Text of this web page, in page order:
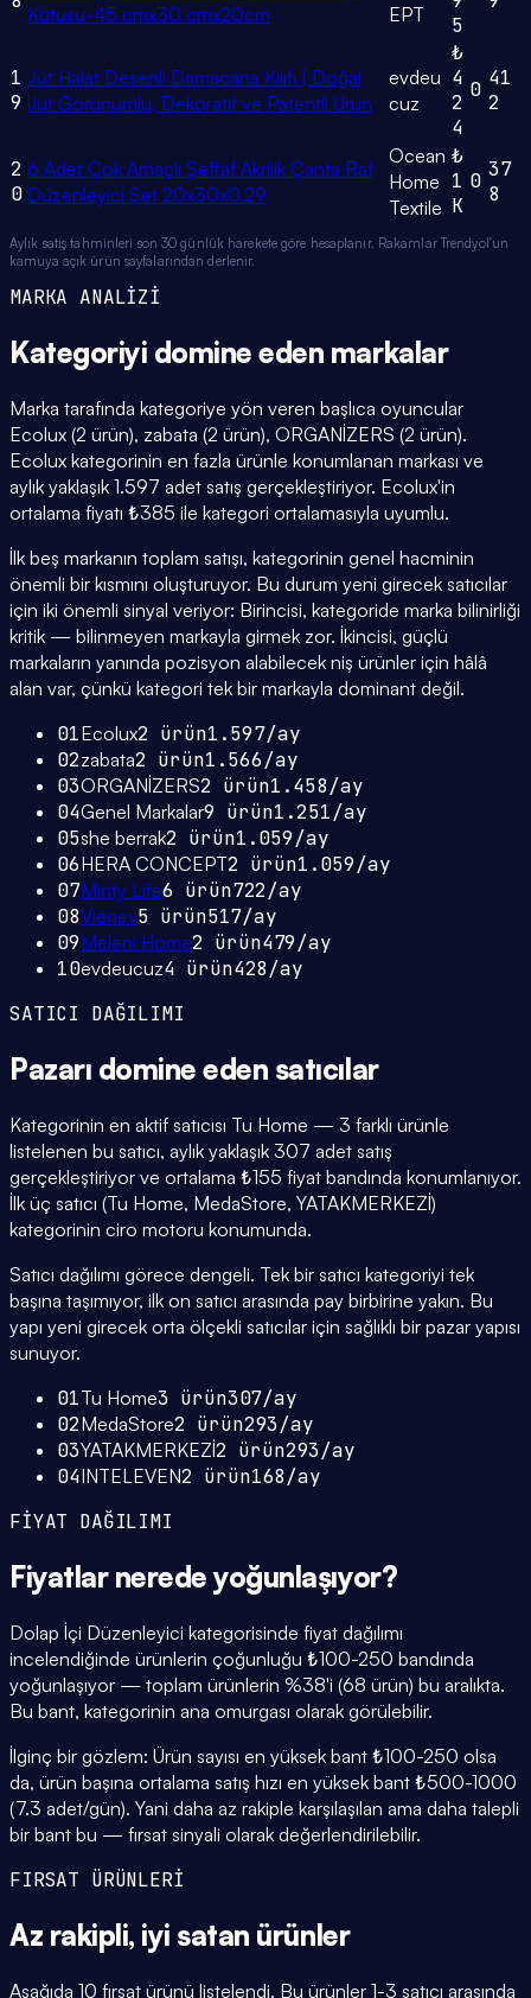
Kutusu-45 cmx30 cmx20cm
EPT
5
1
9
Jüt Halat Desenli Damacana Kılıfı | Doğal
Jüt Görünümlü, Dekoratif ve Patentli Ürün
evdeu
cuz
₺
4
2
4
0 41
2
2
0
6 Adet Çok Amaçlı Şeffaf Akrilik Çanta Raf
Düzenleyici Set 20x30x0.29
Ocean
Home
Textile
₺
1
K
0 37
8
Aylık satış tahminleri son 30 günlük harekete göre hesaplanır. Rakamlar Trendyol'un
kamuya açık ürün sayfalarından derlenir.
MARKA ANALİZİ
Kategoriyi domine eden markalar
Marka tarafında kategoriye yön veren başlıca oyuncular
Ecolux (2 ürün), zabata (2 ürün), ORGANİZERS (2 ürün).
Ecolux kategorinin en fazla ürünle konumlanan markası ve
aylık yaklaşık 1.597 adet satış gerçekleştiriyor. Ecolux'in
ortalama fiyatı ₺385 ile kategori ortalamasıyla uyumlu.
İlk beş markanın toplam satışı, kategorinin genel hacminin
önemli bir kısmını oluşturuyor. Bu durum yeni girecek satıcılar
için iki önemli sinyal veriyor: Birincisi, kategoride marka bilinirliği
kritik — bilinmeyen markayla girmek zor. İkincisi, güçlü
markaların yanında pozisyon alabilecek niş ürünler için hâlâ
alan var, çünkü kategori tek bir markayla dominant değil.
01Ecolux2 ürün1.597/ay
02zabata2 ürün1.566/ay
03ORGANİZERS2 ürün1.458/ay
04Genel Markalar9 ürün1.251/ay
05she berrak2 ürün1.059/ay
06HERA CONCEPT2 ürün1.059/ay
07Minty Life6 ürün722/ay
08Vienev5 ürün517/ay
09Meleni Home2 ürün479/ay
10evdeucuz4 ürün428/ay
SATICI DAĞILIMI
Pazarı domine eden satıcılar
Kategorinin en aktif satıcısı Tu Home — 3 farklı ürünle
listelenen bu satıcı, aylık yaklaşık 307 adet satış
gerçekleştiriyor ve ortalama ₺155 fiyat bandında konumlanıyor.
İlk üç satıcı (Tu Home, MedaStore, YATAKMERKEZİ)
kategorinin ciro motoru konumunda.
Satıcı dağılımı görece dengeli. Tek bir satıcı kategoriyi tek
başına taşımıyor, ilk on satıcı arasında pay birbirine yakın. Bu
yapı yeni girecek orta ölçekli satıcılar için sağlıklı bir pazar yapısı
sunuyor.
01Tu Home3 ürün307/ay
02MedaStore2 ürün293/ay
03YATAKMERKEZİ2 ürün293/ay
04INTELEVEN2 ürün168/ay
FİYAT DAĞILIMI
Fiyatlar nerede yoğunlaşıyor?
Dolap İçi Düzenleyici kategorisinde fiyat dağılımı
incelendiğinde ürünlerin çoğunluğu ₺100-250 bandında
yoğunlaşıyor — toplam ürünlerin %38'i (68 ürün) bu aralıkta.
Bu bant, kategorinin ana omurgası olarak görülebilir.
İlginç bir gözlem: Ürün sayısı en yüksek bant ₺100-250 olsa
da, ürün başına ortalama satış hızı en yüksek bant ₺500-1000
(7.3 adet/gün). Yani daha az rakiple karşılaşılan ama daha talepli
bir bant bu — fırsat sinyali olarak değerlendirilebilir.
FIRSAT ÜRÜNLERİ
Az rakipli, iyi satan ürünler
Aşağıda 10 fırsat ürünü listelendi. Bu ürünler 1-3 satıcı arasında